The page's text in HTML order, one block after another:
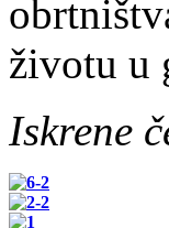
životu u
Iskrene